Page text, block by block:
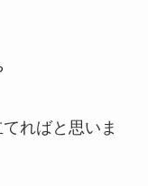
ればと思いま